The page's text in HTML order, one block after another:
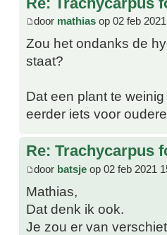
door mathias op 02 feb
Zou het ondanks de
staat?
Dat een plant te
eerder iets voor
Re: Trachycarpus
door batsje op 02 feb 2021
Mathias,
Dat denk ik ook.
Je zou er van